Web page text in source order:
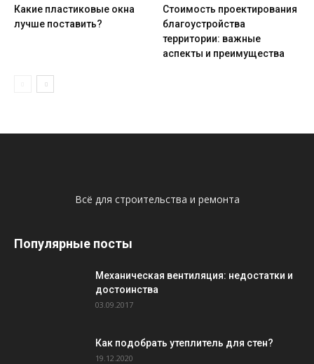
Какие пластиковые окна
лучше поставить?
Стоимость проектирования
благоустройства
территории: важные
аспекты и преимущества
Всё для строительства и ремонта
Популярные посты
Механическая вентиляция: недостатки и
достоинства
03.09.2017
Как подобрать утеплитель для стен?
19.12.2020